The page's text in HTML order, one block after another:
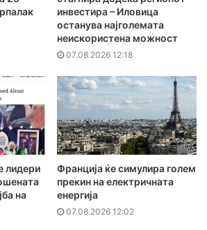
инвестира – Иловица
останува најголемата
неискористена можност
07.08.2026 12:18
лидери
на
Франција ќе симулира голем
прекин на електричната
енергија
07.08.2026 12:02